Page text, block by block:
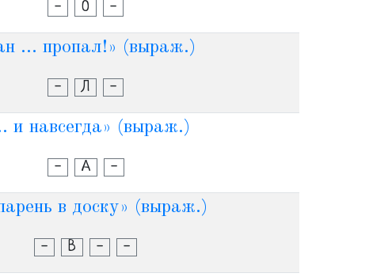
- О -
... пропал!» (выраж.)
- Л -
и навсегда» (выраж.)
- А -
в доску» (выраж.)
- В - -